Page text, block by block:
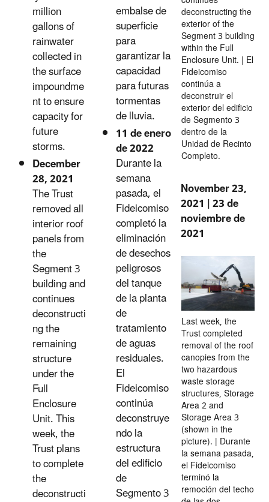
million
gallons of
rainwater
collected in
the surface
impoundme
nt to ensure
capacity for
future
storms.
December
28, 2021
The Trust
removed all
interior roof
panels from
the
Segment 3
building and
continues
deconstructi
ng the
remaining
structure
under the
Full
Enclosure
Unit. This
week, the
Trust plans
to complete
the
deconstructi
embalse de
superficie
para
garantizar la
capacidad
para futuras
tormentas
de lluvia.
11 de enero
de 2022
Durante la
semana
pasada, el
Fideicomiso
completó la
eliminación
de desechos
peligrosos
del tanque
de la planta
de
tratamiento
de aguas
residuales.
El
Fideicomiso
continúa
deconstruye
ndo la
estructura
del edificio
de
Segmento 3
deconstructing the
exterior of the
Segment 3 building
within the Full
Enclosure Unit. | El
Fideicomiso
continúa a
deconstruir el
exterior del edificio
de Segmento 3
dentro de la
Unidad de Recinto
Completo.
November 23,
2021 | 23 de
noviembre de
2021
Last week, the
Trust completed
removal of the roof
canopies from the
two hazardous
waste storage
structures, Storage
Area 2 and
Storage Area 3
(shown in the
picture). | Durante
la semana pasada,
el Fideicomiso
terminó la
remoción del techo